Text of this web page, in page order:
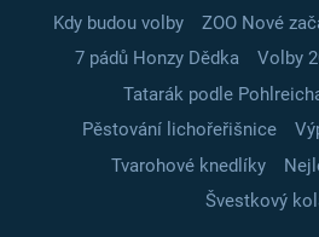
Kdy budou volby
ZOO Nové
7 pádů Honzy Dědka
Volby
Tatarák podle
Pěstování lichořeřišnice
Tvarohové knedlíky
Švestkový